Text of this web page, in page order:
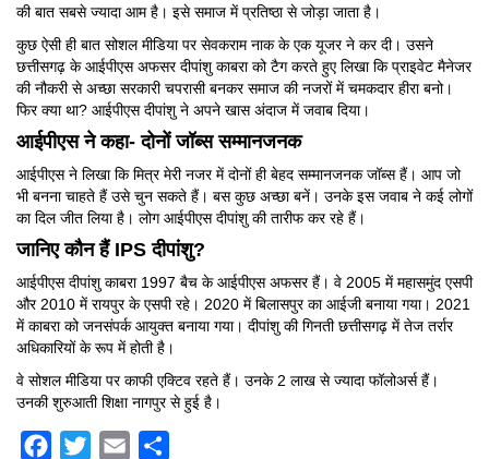
की बात सबसे ज्यादा आम है। इसे समाज में प्रतिष्ठा से जोड़ा जाता है।
कुछ ऐसी ही बात सोशल मीडिया पर सेवकराम नाक के एक यूजर ने कर दी। उसने
छत्तीसगढ़ के आईपीएस अफसर दीपांशु काबरा को टैग करते हुए लिखा कि प्राइवेट मैनेजर
की नौकरी से अच्छा सरकारी चपरासी बनकर समाज की नजरों में चमकदार हीरा बनो।
फिर क्या था? आईपीएस दीपांशु ने अपने खास अंदाज में जवाब दिया।
आईपीएस ने कहा- दोनों जॉब्स सम्मानजनक
आईपीएस ने लिखा कि मित्र मेरी नजर में दोनों ही बेहद सम्मानजनक जॉब्स हैं। आप जो
भी बनना चाहते हैं उसे चुन सकते हैं। बस कुछ अच्छा बनें। उनके इस जवाब ने कई लोगों
का दिल जीत लिया है। लोग आईपीएस दीपांशु की तारीफ कर रहे हैं।
जानिए कौन हैं IPS दीपांशु?
आईपीएस दीपांशु काबरा 1997 बैच के आईपीएस अफसर हैं। वे 2005 में महासमुंद एसपी
और 2010 में रायपुर के एसपी रहे। 2020 में बिलासपुर का आईजी बनाया गया। 2021
में काबरा को जनसंपर्क आयुक्त बनाया गया। दीपांशु की गिनती छत्तीसगढ़ में तेज तर्रार
अधिकारियों के रूप में होती है।
वे सोशल मीडिया पर काफी एक्टिव रहते हैं। उनके 2 लाख से ज्यादा फॉलोअर्स हैं।
उनकी शुरुआती शिक्षा नागपुर से हुई है।
Facebook
Twitter Email